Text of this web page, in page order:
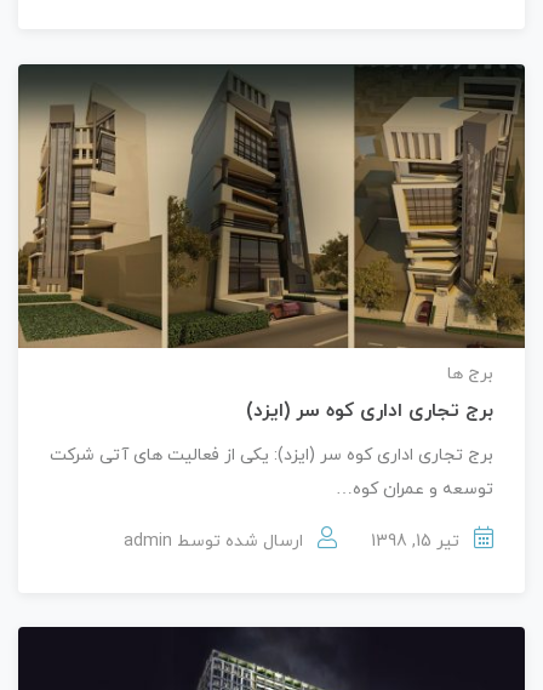
برج ها
برج تجاری اداری کوه سر (ایزد)
برج تجاری اداری کوه سر (ایزد): یکی از فعالیت های آتی شرکت
توسعه و عمران کوه…
تیر 15, 1398 ارسال شده توسط admin